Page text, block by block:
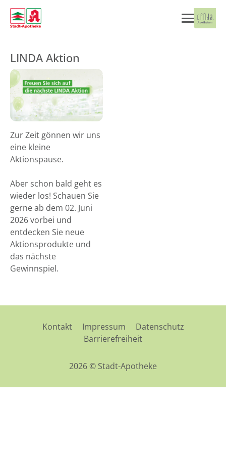
LINDA Aktion
Zur Zeit gönnen wir uns
eine kleine
Aktionspause.
Aber schon bald geht es
wieder los! Schauen Sie
gerne ab dem 02. Juni
2026 vorbei und
entdecken Sie neue
Aktionsprodukte und
das nächste
Gewinnspiel.
Kontakt Impressum
Datenschutz
Barrierefreiheit
2026 © Stadt-Apotheke